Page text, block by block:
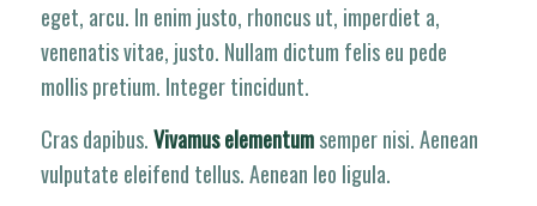
eget, arcu. In enim justo, rhoncus ut, imperdiet a,
venenatis vitae, justo. Nullam dictum felis eu pede
mollis pretium. Integer tincidunt.
Cras dapibus.Vivamus elementumsemper nisi. Aenean
vulputate eleifend tellus. Aenean leo ligula.